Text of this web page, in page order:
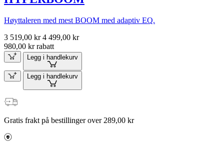
Høyttaleren med mest BOOM med adaptiv EQ.
3 519,00 kr 4 499,00 kr
980,00 kr rabatt
Legg i handlekurv
Legg i handlekurv
Gratis frakt på bestillinger over 289,00 kr